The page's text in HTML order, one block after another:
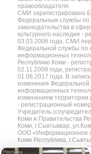
правообладателя.
СМИ зарегистрировано
Федеральным службы по
законодательства в
культурного наследия -
03.03.2006 года. СМИ
Федеральной службы по
информационных
Республике Коми -
02.11.2009 года,
01.06.2017 года. В
изменения Федеральной
информационных
изменением территории
- регистрационный
Учредитель
Коми и Правительства
Коми, г.Сыктывкар,
ООО «Информационное
Коми Республика,